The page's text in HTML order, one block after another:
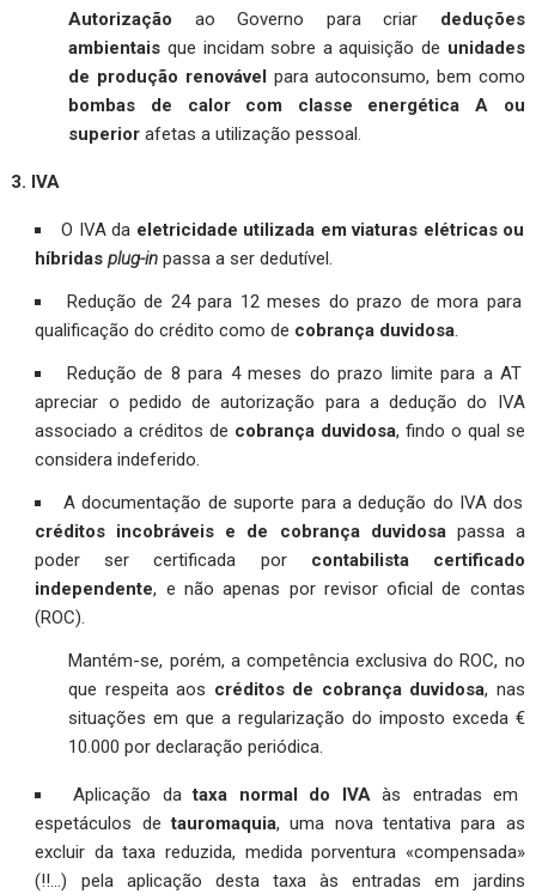
Autorização ao Governo para criar deduções
ambientais que incidam sobre a aquisição de unidades
de produção renovável para autoconsumo, bem como
bombas de calor com classe energética A ou
superior afetas a utilização pessoal.
3. IVA
O IVA da eletricidade utilizada em viaturas elétricas ou
híbridasplug-in passa a ser dedutível.
Redução de 24 para 12 meses do prazo de mora para
qualificação do crédito como de cobrança duvidosa
Redução de 8 para 4 meses do prazo limite para a AT
apreciar o pedido de autorização para a dedução do IVA
associado a créditos de cobrança duvidosa, findo o qual se
considera indeferido.
A documentação de suporte para a dedução do IVA dos
créditos incobráveis e de cobrança duvidosapassa a
poder ser certificada por contabilista certificado
independente, e não apenas por revisor oficial de contas
(ROC).
Mantém-se, porém, a competência exclusiva do ROC, no
que respeita aos créditos de cobrança duvidosa, nas
situações em que a regularização do imposto exceda €
10.000 por declaração periódica.
Aplicação dataxa normal do IVA às entradas em
espetáculos detauromaquia, uma nova tentativa para as
excluir da taxa reduzida, medida porventura «compensada»
(!!…) pela aplicação desta taxa às entradas em jardins